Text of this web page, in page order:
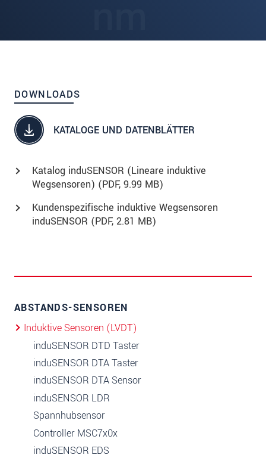
DOWNLOADS
KATALOGE UND DATENBLÄTTER
Katalog induSENSOR (Lineare induktive
Wegsensoren) (PDF, 9.99 MB)
Kundenspezifische induktive Wegsensoren
induSENSOR (PDF, 2.81 MB)
ABSTANDS-SENSOREN
Induktive Sensoren (LVDT)
induSENSOR DTD Taster
induSENSOR DTA Taster
induSENSOR DTA Sensor
induSENSOR LDR
Spannhubsensor
Controller MSC7x0x
induSENSOR EDS